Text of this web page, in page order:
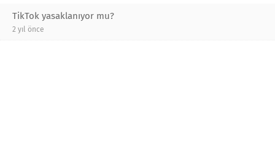
TikTok yasaklanıyor mu?
2 yıl önce